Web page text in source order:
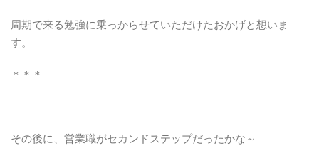
周期で来る勉強に乗っからせていただけたおかげと想いま
す。
＊＊＊
その後に、営業職がセカンドステップだったかな～